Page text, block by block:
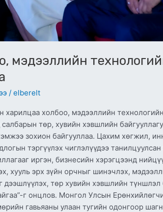
мэдээллийн
/ elberelt
харилцаа холбоо, мэдээллийн
төр, хувийн хэвшлийн
зохион байгууллаа. Цахим хөгжил,
тэргүүлэх чиглэлүүдээ
иргэн, бизнесийн хэрэгцээнд
хууль эрх зүйн орчныг шинэчлэх,
дээшлүүлэх, төр хувийн хэвшлийн
г онцлов. Монгол Улсын
гавьяаны улаан тугийн одонгоор